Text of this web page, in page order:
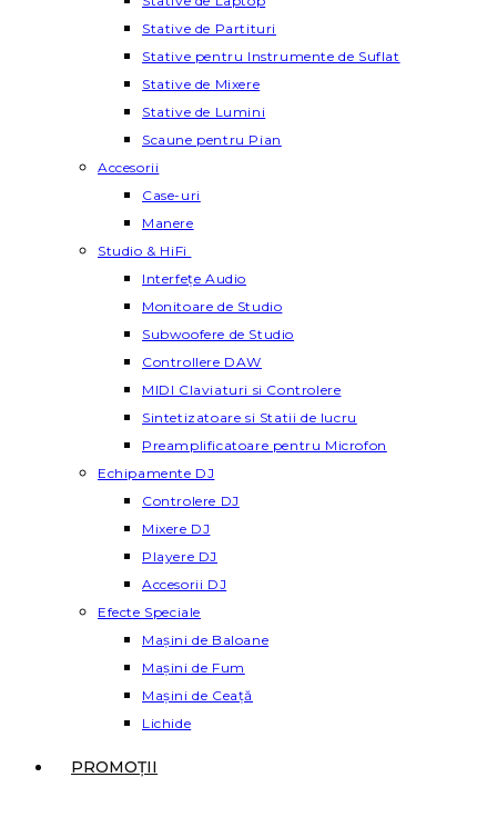
Stative de Partituri
Stative pentru Instrumente de Suflat
Stative de Mixere
Stative de Lumini
Scaune pentru Pian
Accesorii
Case-uri
Manere
Studio & HiFi
Interfețe Audio
Monitoare de Studio
Subwoofere de Studio
Controllere DAW
MIDI Claviaturi si Controlere
Sintetizatoare si Statii de lucru
Preamplificatoare pentru Microfon
Echipamente DJ
Controlere DJ
Mixere DJ
Playere DJ
Accesorii DJ
Efecte Speciale
Mașini de Baloane
Mașini de Fum
Mașini de Ceață
Lichide
PROMOȚII